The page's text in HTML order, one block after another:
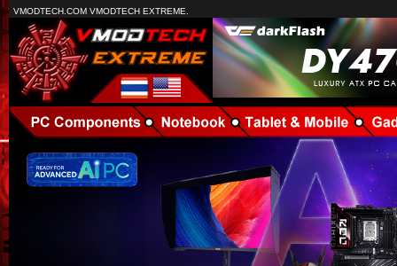
VMODTECH.COM VMODTECH EXTREME.